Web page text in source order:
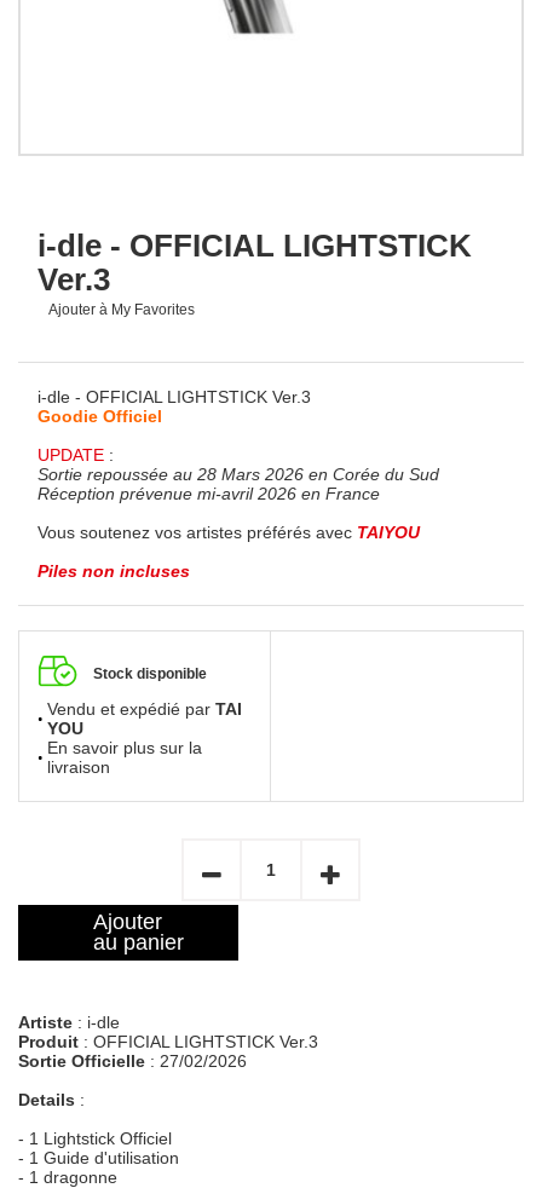
i-dle - OFFICIAL LIGHTSTICK
Ver.3
Ajouter à My Favorites
i-dle - OFFICIAL LIGHTSTICK Ver.3
Goodie Officiel
UPDATE :
Sortie repoussée au 28 Mars 2026 en Corée du Sud
Réception prévenue mi-avril 2026 en France
Vous soutenez vos artistes préférés avec TAIYOU
Piles non incluses
Stock disponible
Vendu et expédié par TAI
YOU
En savoir plus sur la
livraison
Ajouter
au panier
Artiste : i-dle
Produit : OFFICIAL LIGHTSTICK Ver.3
Sortie Officielle : 27/02/2026
Details :
- 1 Lightstick Officiel
- 1 Guide d'utilisation
- 1 dragonne